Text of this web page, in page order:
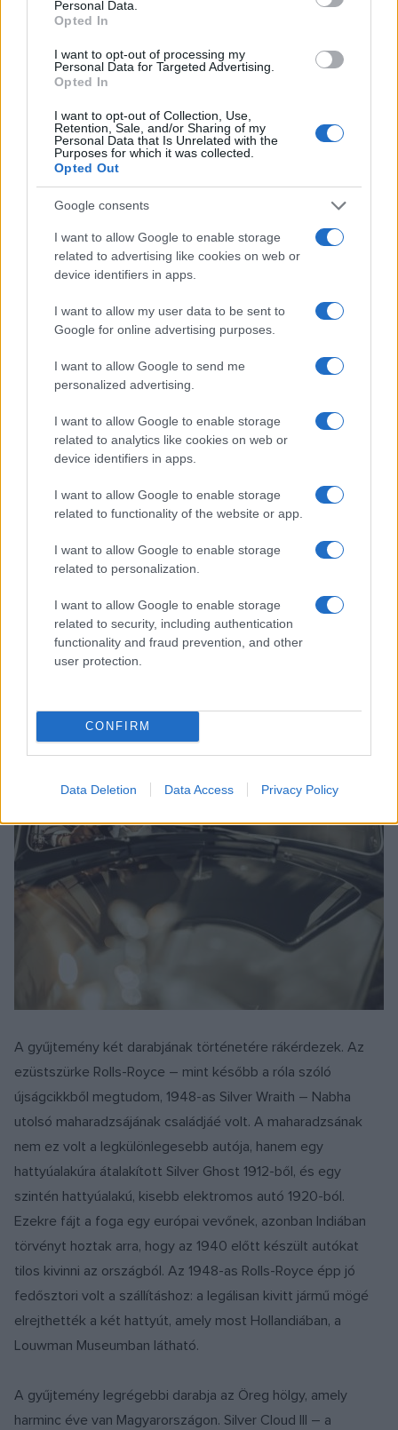
Personal Data.
Opted In
I want to opt-out of processing my
Personal Data for Targeted Advertising.
Opted In
I want to opt-out of Collection, Use,
Retention, Sale, and/or Sharing of my
Personal Data that Is Unrelated with the
Purposes for which it was collected.
Opted Out
Google consents
I want to allow Google to enable storage
related to advertising like cookies on web or
device identifiers in apps.
I want to allow my user data to be sent to
Google for online advertising purposes.
I want to allow Google to send me
personalized advertising.
I want to allow Google to enable storage
related to analytics like cookies on web or
device identifiers in apps.
I want to allow Google to enable storage
related to functionality of the website or app.
I want to allow Google to enable storage
related to personalization.
I want to allow Google to enable storage
related to security, including authentication
functionality and fraud prevention, and other
user protection.
CONFIRM
Data Deletion Data Access Privacy Policy
Bentley és egy Rolls-Royce is. Később, 1993-ban, amikor
már Rover importőr volt, valaki felhívta, hogy megérdeklődje,
elmegy-e a genfi autószalonra, majd az igenlő válasz után
vannak ott, akik szívesen beszélnének vele.
– Rejtélyes és izgalmas volt ez az üzenet, ezért elmentem
a jelzett címre. A Rolls-Royce európai kereskedelmi
igazgató fogadta – az a két férfi, akikkel évekkel azelőtt a
budapesti autókiállításon vendéglátóként lelkesen
magyarországi márkaképviseletét, ő pedig igent mondott,
és egészen addig képviselte őket, míg a márkák új
cégcsoportokhoz nem kerültek.
amivel azonosulni tudok. Azért szeretem a régi autót, mert
világnézet, igényesség, elegancia társul hozzá. Egy ilyen
autót öröm birtokolni; gyönyörködni is lehet benne, mint egy
műtárgyban, de használni is. Ipartörténeti emlék: a formája, a
tervezése olyan módon tükrözi azt, ahogyan az adott kor
gondolkodott a szépségről, akár egy képzőművészeti
alkotás, és sok kézműves szakma tudását is őrzi. Nemcsak
gyártósor van mögötte, hanem érezhető az ember jelenléte
A gyűjtemény két darabjának történetére rákérdezek. Az
ezüstszürke Rolls-Royce – mint később a róla szóló
újságcikkből megtudom, 1948-as Silver Wraith – Nabha
utolsó maharadzsájának családjáé volt. A maharadzsának
nem ez volt a legkülönlegesebb autója, hanem egy
hattyúalakúra átalakított Silver Ghost 1912-ből, és egy
szintén hattyúalakú, kisebb elektromos autó 1920-ból.
Ezekre fájt a foga egy európai vevőnek, azonban Indiában
törvényt hoztak arra, hogy az 1940 előtt készült autókat
tilos kivinni az országból. Az 1948-as Rolls-Royce épp jó
fedősztori volt a szállításhoz: a legálisan kivitt jármű mögé
elrejthették a két hattyút, amely most Hollandiában, a
Louwman Museumban látható.
A gyűjtemény legrégebbi darabja az Öreg hölgy, amely
harminc éve van Magyarországon. Silver Cloud III – a